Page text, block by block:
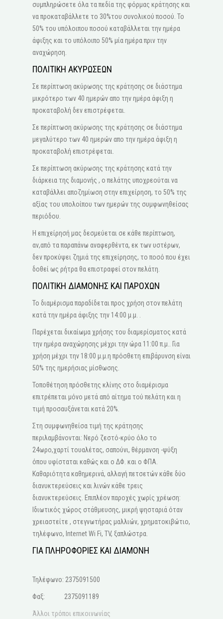
συμπληρώσετε όλα τα πεδία της φόρμας κράτησης και
να προκαταβάλλετε το 30%του συνολικού ποσού. Το
50% του υπόλοιπου ποσού καταβάλλεται την ημέρα
άφιξης και το υπόλοιπο 50% μία ημέρα πριν την
αναχώρηση.
ΠΟΛΙΤΙΚΗ ΑΚΥΡΩΣΕΩΝ
Σε περίπτωση ακύρωσης της κράτησης σε διάστημα
μικρότερο των 40 ημερών απο την ημέρα άφιξη η
προκαταβολή δεν επιστρέφεται.
Σε περίπτωση ακύρωσης της κράτησης σε διάστημα
μεγαλύτερο των 40 ημερών απο την ημέρα άφιξη η
προκαταβολή επιστρέφεται.
Σε περίπτωση ακύρωσης της κράτησης κατά την
διάρκεια της διαμονής , ο πελάτης υποχρεούται να
καταβάλλει αποζημίωση στην επιχείρηση, το 50% της
αξίας του υπολοίπου των ημερών της συμφωνηθείσας
περιόδου.
Η επιχείρησή μας δεσμεύεται σε κάθε περίπτωση,
αν,από τα παραπάνω αναφερθέντα, εκ των υστέρων,
δεν προκύψει ζημιά της επιχείρησης, το ποσό που έχει
δοθεί ως ρήτρα θα επιστραφεί στον πελάτη.
ΠΟΛΙΤΙΚΗ ΔΙΑΜΟΝΗΣ ΚΑΙ ΠΑΡΟΧΩΝ
Το διαμέρισμα παραδίδεται προς χρήση στον πελάτη
κατά την ημέρα άφιξης την 14:00 μ.μ. .
Παρέχεται δικαίωμα χρήσης του διαμερίσματος κατά
την ημέρα αναχώρησης μέχρι την ώρα 11:00 π.μ.. Για
χρήση μέχρι την 18:00 μ.μ.η πρόσθετη επιβάρυνση είναι
50% της ημερήσιας μίσθωσης.
Τοποθέτηση πρόσθετης κλίνης στο διαμέρισμα
επιτρέπεται μόνο μετά από αίτημα τού πελάτη και η
τιμή προσαυξάνεται κατά 20%.
Στη συμφωνηθείσα τιμή της κράτησης
περιλαμβάνονται: Νερό ζεστό-κρύο όλο το
24ωρο,χαρτί τουαλέτας, σαπούνι, θέρμανση -ψύξη
όπου υφίσταται καθώς και ο ΔΦ. και ο ΦΠΑ.
Καθαριότητα καθημερινά, αλλαγή πετσετών κάθε δύο
διανυκτερεύσεις και λινών κάθε τρεις
διανυκτερεύσεις. Επιπλέον παροχές χωρίς χρέωση:
Ιδιωτικός χώρος στάθμευσης, μικρή ψησταριά όταν
χρειαστείτε , στεγνωτήρας μαλλιών, χρηματοκιβώτιο,
τηλέφωνο, Internet Wi Fi, ΤV, ξαπλώστρα.
ΓΙΑ ΠΛΗΡΟΦΟΡΙΕΣ ΚΑΙ ΔΙΑΜΟΝΗ
Τηλέφωνο: 2375091500
Φαξ: 2375091189
Άλλοι τρόποι επικοινωνίας